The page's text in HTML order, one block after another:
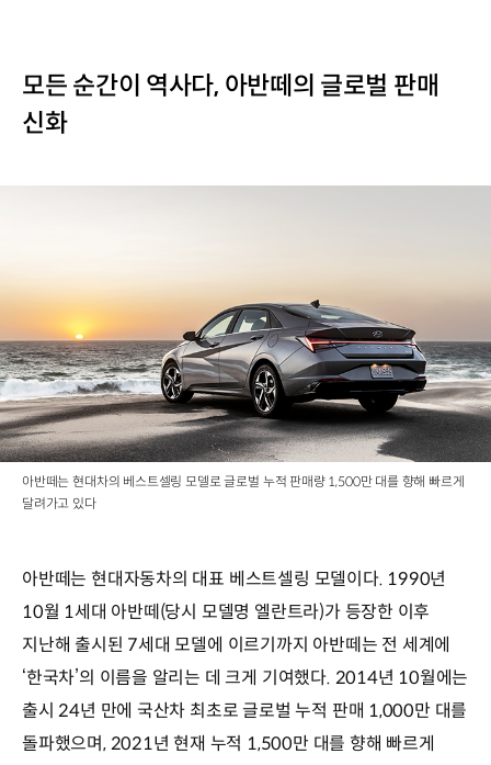
모든 순간이 역사다, 아반떼의 글로벌 판매
신화
아반떼는 현대차의 베스트셀링 모델로 글로벌 누적 판매량 1,500만 대를 향해 빠르게
달려가고 있다
아반떼는 현대자동차의 대표 베스트셀링 모델이다. 1990년
10월 1세대 아반떼(당시 모델명 엘란트라)가 등장한 이후
지난해 출시된 7세대 모델에 이르기까지 아반떼는 전 세계에
‘한국차’의 이름을 알리는 데 크게 기여했다. 2014년 10월에는
출시 24년 만에 국산차 최초로 글로벌 누적 판매 1,000만 대를
돌파했으며, 2021년 현재 누적 1,500만 대를 향해 빠르게